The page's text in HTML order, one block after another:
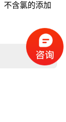
不含氯的添加